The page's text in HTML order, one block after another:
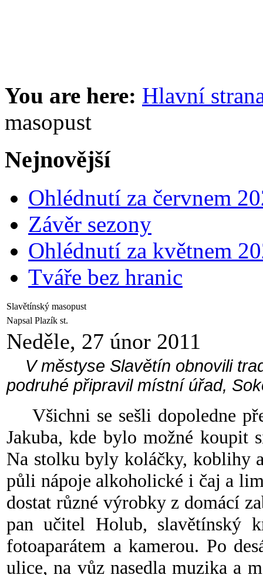
You are here: Hlavní
masopust
Nejnovější
Ohlédnutí za červnem
Závěr sezony
Ohlédnutí za květnem
Tváře bez hranic
Slavětínský masopust
Napsal Plazík st.
Neděle, 27 únor 2011
V městyse Slavětín obnovili
podruhé připravil místní úřad,
Všichni se sešli dopoledne
Jakuba, kde bylo možné koupit
Na stolku byly koláčky, koblihy
půli nápoje alkoholické i čaj a
dostat různé výrobky z domácí
pan učitel Holub, slavětínský
fotoaparátem a kamerou. Po
ulice, na vůz nasedla muzika a